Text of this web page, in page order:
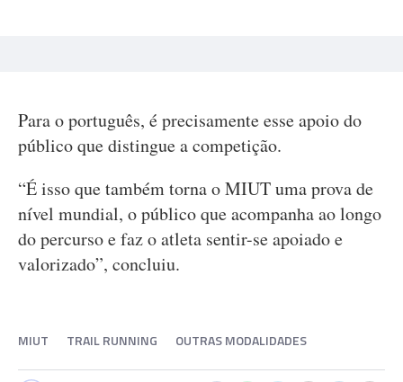
Para o português, é precisamente esse apoio do
público que distingue a competição.
“É isso que também torna o MIUT uma prova de
nível mundial, o público que acompanha ao longo
do percurso e faz o atleta sentir-se apoiado e
valorizado”, concluiu.
MIUT TRAIL RUNNING OUTRAS MODALIDADES